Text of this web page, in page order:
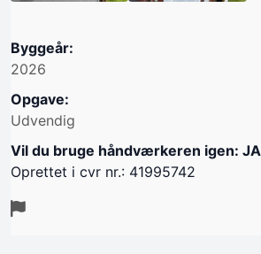
Byggeår:
2026
Opgave:
Udvendig
Vil du bruge håndværkeren igen: JA
Oprettet i cvr nr.: 41995742